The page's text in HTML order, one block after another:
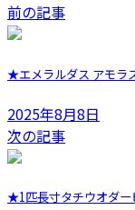
前の記事
★エメラルダス アモラ
2025年8月8日
次の記事
★1匹長寸タチウオダー